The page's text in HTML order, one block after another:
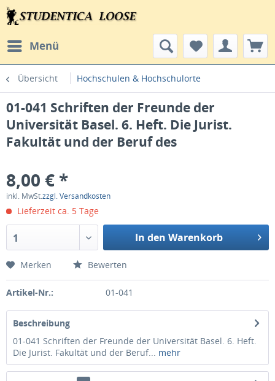
Menü
Übersicht Hochschulen & Hochschulorte
01-041 Schriften der Freunde der
Universität Basel. 6. Heft. Die Jurist.
Fakultät und der Beruf des
8,00 € *
inkl. MwSt.zzgl. Versandkosten
Lieferzeit ca. 5 Tage
1 In den Warenkorb
Merken Bewerten
Artikel-Nr.: 01-041
Beschreibung
01-041 Schriften der Freunde der Universität Basel. 6. Heft.
Die Jurist. Fakultät und der Beruf... mehr